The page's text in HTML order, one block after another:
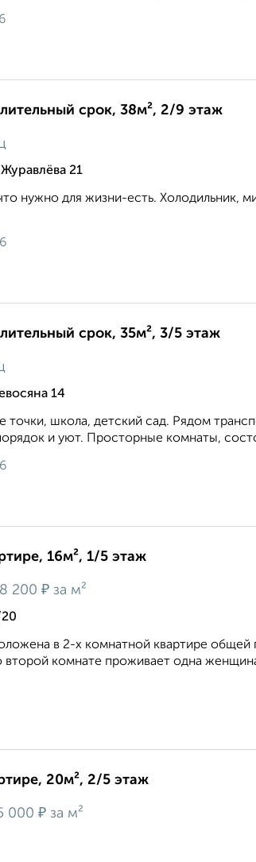
срок, 38м², 2/9 этаж
21
нужно для жизни-есть. Холодильник,
срок, 35м², 3/5 этаж
14
точки, школа, детский сад. Рядом
и уют. Просторные комнаты,
16м², 1/5 этаж
200 ₽ за м²
в 2-х комнатной квартире
второй комнате проживает одна
20м², 2/5 этаж
000 ₽ за м²